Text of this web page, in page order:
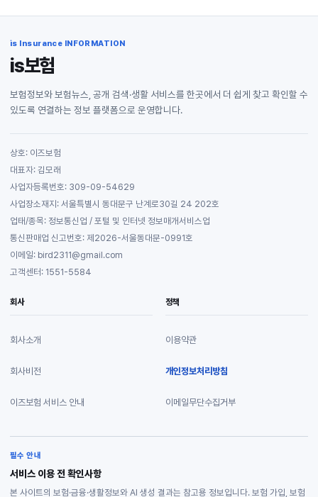
is Insurance INFORMATION
is보험
보험정보와 보험뉴스, 공개 검색·생활 서비스를 한곳에서 더 쉽게 찾고 확인할 수
있도록 연결하는 정보 플랫폼으로 운영합니다.
상호: 이즈보험
대표자: 김모래
사업자등록번호: 309-09-54629
사업장소재지: 서울특별시 동대문구 난계로30길 24 202호
업태/종목: 정보통신업 / 포털 및 인터넷 정보매개서비스업
통신판매업 신고번호: 제2026-서울동대문-0991호
이메일: bird2311@gmail.com
고객센터: 1551-5584
회사
회사소개
회사비전
이즈보험 서비스 안내
정책
이용약관
개인정보처리방침
이메일무단수집거부
필수 안내
서비스 이용 전 확인사항
본 사이트의 보험·금융·생활정보와 AI 생성 결과는 참고용 정보입니다. 보험 가입, 보험